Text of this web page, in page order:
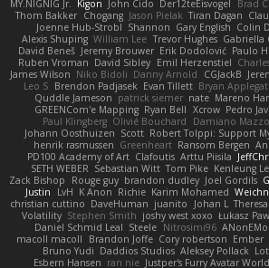
MY.NIGNIG Jr. Kigon John Cido Der12teEisvogel Brad
Thom Bakker Chogang Jason Pielak Tiran Dagan
Joenne Hub-Strobl Shannon Gary English Colin
Alexis Shuping William Lee Trevor Hughes Gabriella
David Beneš Jeremy Brouwer Erik Dodolović Paulo
Ruben Vroman David Sibley Emil Herzenstiel
James Wilson Niko Bidoli Danny Arnold CGJackB
Leo S Brendon Padjasek Evan Tillett Bryan
Quddle Jameson patrick siemer nate Mareno
GREENCom'e Mapping Ryan Bell Xcrow Pedro
Paul Klingberg Olivié Bouchard Damiano
Johann Oosthuizen Scott Robert Tolppi: Support
henrik rasmussen Greenheart Ransom Bergen
PD100 Academy of Art Clafoutis Arttu Piisila
SETH WEBER Sebastian Witt Tom Pike Kenleung
Zack Bishop
Rouge guy brandon dudley Joel Gordils
Justin
LvH K Anon Richie Karim Mohamed
christian cuttino DaveHuman juanito Johan L
Volatility Stephen Smith joshy west xoxo Łukasz
Daniel Schmid Leal Steele Nitrosimi96
macoll macoll
Brandon Joffe Cory robertson Ember
Bruno Yudi Daddios Studios Aleksey Pollack
Esbern Hansen ran nie Justper's Furry Avatar World